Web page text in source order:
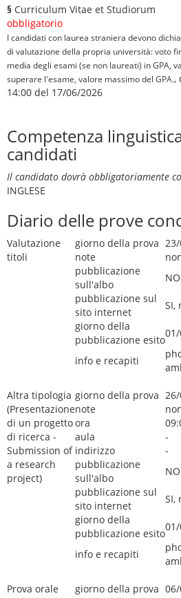
§ Curriculum Vitae et Studiorum
obbligatorio
I candidati con laurea straniera devono
di valutazione della propria università: voto
media degli esami (se non laureati) in GPA,
superare l'esame, valore massimo del GPA.,
14:00 del 17/06/2026
Competenza
candidati
Il candidato dovrà obbligatoriamente
INGLESE
Diario delle prove
Valutazione
titoli
giorno della prova
note
pubblicazione
sull'albo
NO
pubblicazione sul
sito internet
SI,
giorno della
pubblicazione esito
info e recapiti
Altra tipologia
(Presentazione
di un progetto
di ricerca -
Submission of
a research
project)
giorno della prova
note
ora
aula
-
indirizzo
-
pubblicazione
sull'albo
NO
pubblicazione sul
sito internet
SI,
giorno della
pubblicazione esito
info e recapiti
Prova orale giorno della prova